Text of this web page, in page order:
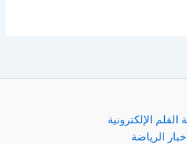
الإلكترونية
الرياضة